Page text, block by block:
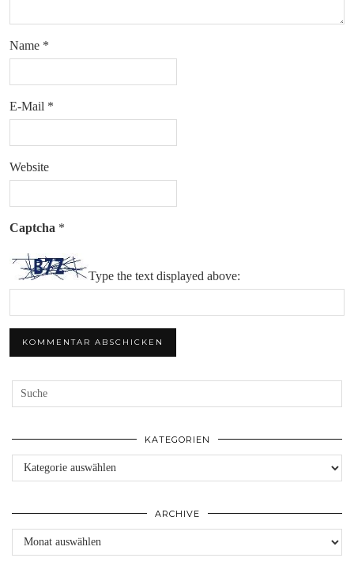
Name *
E-Mail *
Website
Captcha *
Type the text displayed above:
KATEGORIEN
Kategorien
ARCHIVE
Archive